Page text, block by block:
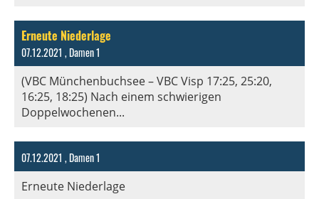
Erneute Niederlage
07.12.2021 , Damen 1
(VBC Münchenbuchsee – VBC Visp 17:25, 25:20,
16:25, 18:25) Nach einem schwierigen
Doppelwochenen...
07.12.2021 , Damen 1
Erneute Niederlage